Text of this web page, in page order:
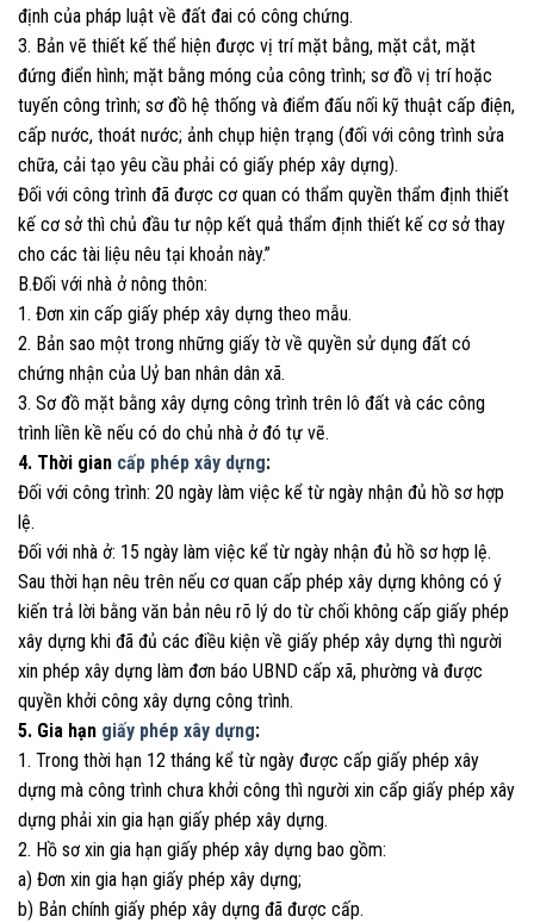
định của pháp luật về đất đai có công chứng.
3. Bản vẽ thiết kế thể hiện được vị trí mặt bằng, mặt cắt, mặt
đứng điển hình; mặt bằng móng của công trình; sơ đồ vị trí hoặc
tuyến công trình; sơ đồ hệ thống và điểm đấu nối kỹ thuật cấp điện,
cấp nước, thoát nước; ảnh chụp hiện trạng (đối với công trình sửa
chữa, cải tạo yêu cầu phải có giấy phép xây dựng).
Đối với công trình đã được cơ quan có thẩm quyền thẩm định thiết
kế cơ sở thì chủ đầu tư nộp kết quả thẩm định thiết kế cơ sở thay
cho các tài liệu nêu tại khoản này.”
B.Đối với nhà ở nông thôn:
1. Đơn xin cấp giấy phép xây dựng theo mẫu.
2. Bản sao một trong những giấy tờ về quyền sử dụng đất có
chứng nhận của Uỷ ban nhân dân xã.
3. Sơ đồ mặt bằng xây dựng công trình trên lô đất và các công
trình liền kề nếu có do chủ nhà ở đó tự vẽ.
4. Thời gian cấp phép xây dựng:
Đối với công trình: 20 ngày làm việc kể từ ngày nhận đủ hồ sơ hợp
lệ.
Đối với nhà ở: 15 ngày làm việc kể từ ngày nhận đủ hồ sơ hợp lệ.
Sau thời hạn nêu trên nếu cơ quan cấp phép xây dựng không có ý
kiến trả lời bằng văn bản nêu rõ lý do từ chối không cấp giấy phép
xây dựng khi đã đủ các điều kiện về giấy phép xây dựng thì người
xin phép xây dựng làm đơn báo UBND cấp xã, phường và được
quyền khởi công xây dựng công trình.
5. Gia hạn giấy phép xây dựng:
1. Trong thời hạn 12 tháng kể từ ngày được cấp giấy phép xây
dựng mà công trình chưa khởi công thì người xin cấp giấy phép xây
dựng phải xin gia hạn giấy phép xây dựng.
2. Hồ sơ xin gia hạn giấy phép xây dựng bao gồm:
a) Đơn xin gia hạn giấy phép xây dựng;
b) Bản chính giấy phép xây dựng đã được cấp.